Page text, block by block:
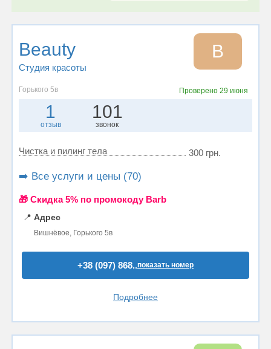
Beauty
Студия красоты
B
Горького 5в Проверено 29 июня
1
отзыв
101
звонок
Чистка и пилинг тела 300 грн.
➡️ Все услуги и цены (70)
🎁 Cкидка 5% по промокоду Barb
📍 Адрес
Вишнёвое, Горького 5в
+38 (097) 868..показать номер
Подробнее